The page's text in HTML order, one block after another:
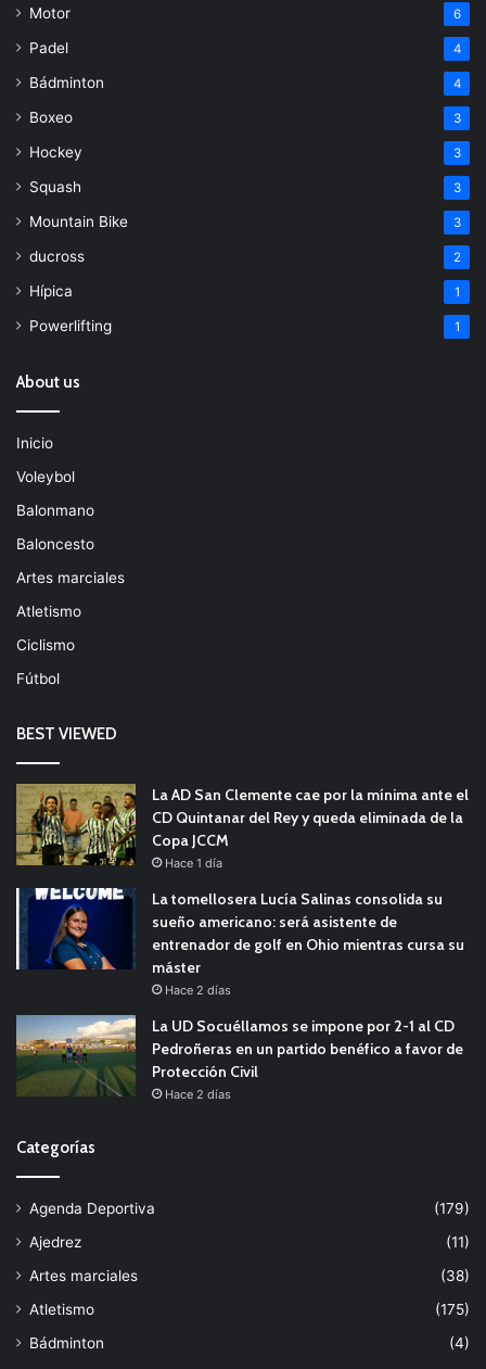
Motor 6
Padel 4
Bádminton 4
Boxeo 3
Hockey 3
Squash 3
Mountain Bike 3
ducross 2
Hípica 1
Powerlifting 1
About us
Inicio
Voleybol
Balonmano
Baloncesto
Artes marciales
Atletismo
Ciclismo
Fútbol
BEST VIEWED
La AD San Clemente cae por la mínima ante el
CD Quintanar del Rey y queda eliminada de la
Copa JCCM
Hace 1 día
La tomellosera Lucía Salinas consolida su
sueño americano: será asistente de
entrenador de golf en Ohio mientras cursa su
máster
Hace 2 días
La UD Socuéllamos se impone por 2-1 al CD
Pedroñeras en un partido benéfico a favor de
Protección Civil
Hace 2 días
Categorías
Agenda Deportiva
(179)
Ajedrez
(11)
Artes marciales
(38)
Atletismo
(175)
Bádminton
(4)